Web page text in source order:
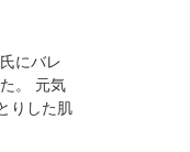
にバレ
。 元気
りした肌